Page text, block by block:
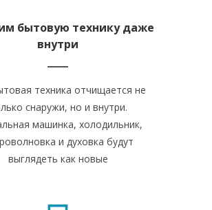
бытовую технику даже
внутри
техника отчищается не
снаружи, но и внутри.
машинка, холодильник,
и духовка будут
выглядеть как новые